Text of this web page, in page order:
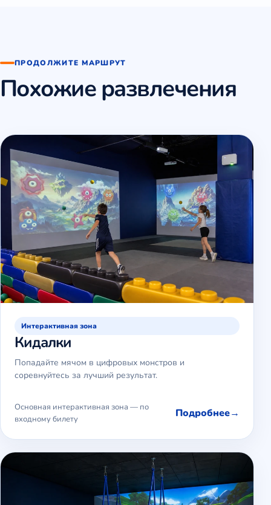
ПРОДОЛЖИТЕ МАРШРУТ
Похожие развлечения
Интерактивная зона
Кидалки
Попадайте мячом в цифровых монстров и
соревнуйтесь за лучший результат.
Основная интерактивная зона — по
входному билету
Подробнее